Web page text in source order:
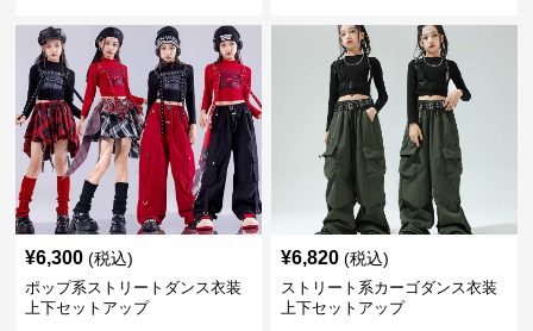
¥6,300 (税込)
ポップ系ストリートダンス衣装
上下セットアップ
¥6,820 (税込)
ストリート系カーゴダンス衣装
上下セットアップ